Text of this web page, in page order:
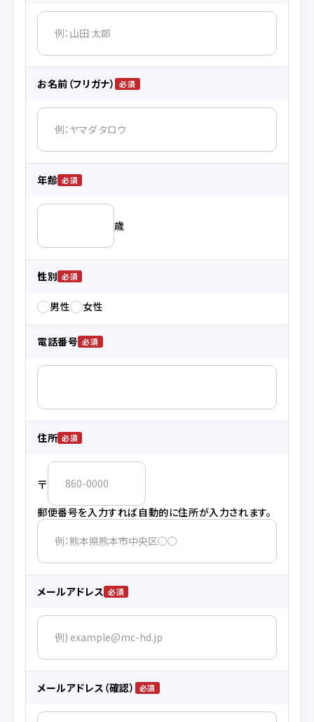
お名前（フリガナ）
年齢
歳
性別
男性 女性
電話番号
住所
〒
郵便番号を入力すれば自動的に住所が入力されます。
メールアドレス
メールアドレス（確認）